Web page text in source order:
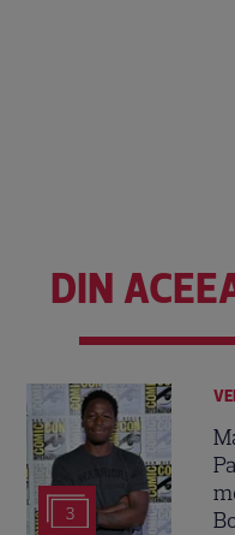
DIN
3